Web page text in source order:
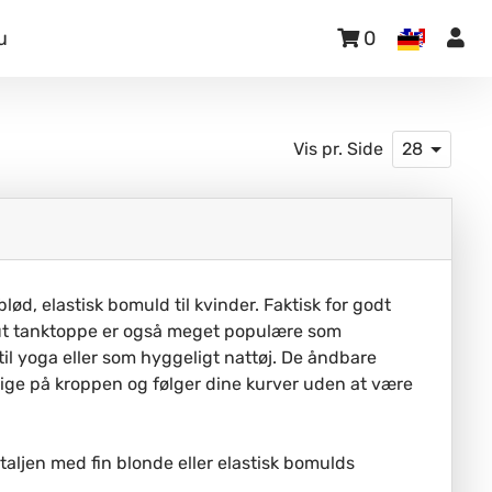
0
Vis pr. Side 28
elastisk bomuld til kvinder. Faktisk for godt
tanktoppe er også meget populære som
yoga eller som hyggeligt nattøj. De åndbare
på kroppen og følger dine kurver uden at være
med fin blonde eller elastisk bomulds